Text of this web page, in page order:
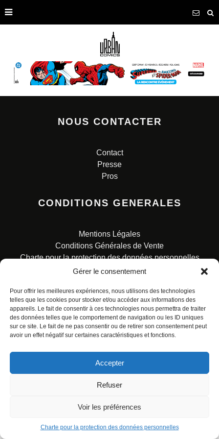
Gérer le consentement
Pour offrir les meilleures expériences, nous utilisons des technologies
telles que les cookies pour stocker et/ou accéder aux informations des
appareils. Le fait de consentir à ces technologies nous permettra de traiter
des données telles que le comportement de navigation ou les ID uniques
sur ce site. Le fait de ne pas consentir ou de retirer son consentement peut
avoir un effet négatif sur certaines caractéristiques et fonctions.
Accepter
Refuser
Voir les préférences
Charte pour la protection des données personnelles
NOUS CONTACTER
Contact
Presse
Pros
CONDITIONS GENERALES
Mentions Légales
Conditions Générales de Vente
Charte pour la protection des données personnelles
© ALL RIGHTS RESERVED. URBAN COMICS POUR LES
ÉDITIONS FRANÇAISES.